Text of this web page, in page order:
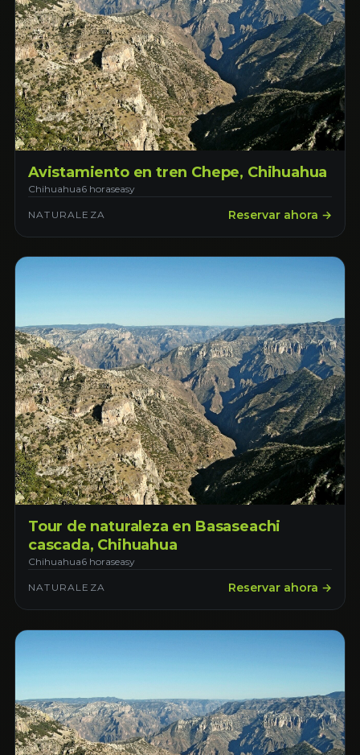
Avistamiento en tren Chepe, Chihuahua
Chihuahua6 horaseasy
NATURALEZA Reservar ahora →
Tour de naturaleza en Basaseachi
cascada, Chihuahua
Chihuahua6 horaseasy
NATURALEZA Reservar ahora →